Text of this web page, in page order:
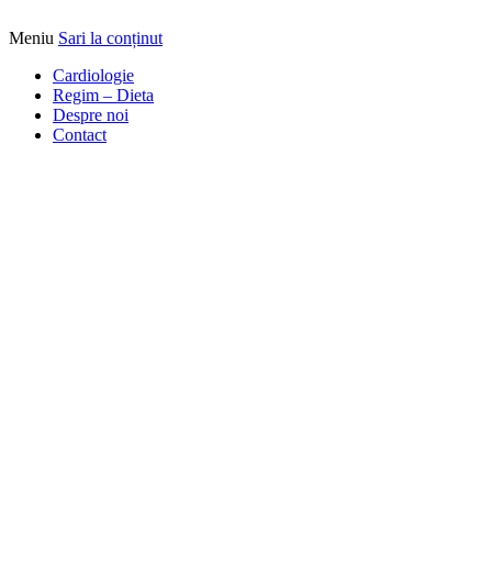
DrBendo.ro
Alimentatia sa iti fie medicatia
Meniu Sari la conținut
Cardiologie
Regim – Dieta
Despre noi
Contact